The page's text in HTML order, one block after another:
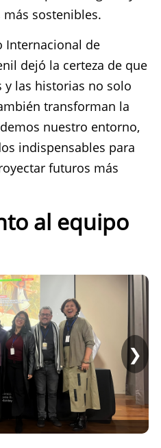
sostenibles.
Internacional de
dejó la certeza de que
y las historias no solo
transforman la
nuestro entorno,
indispensables para
futuros más
al equipo
❯